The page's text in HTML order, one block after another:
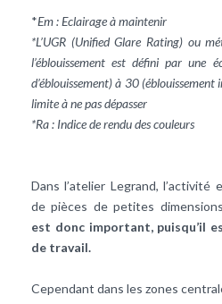
*Em : Eclairage à maintenir
*L’UGR (Unified Glare Rating) ou
l’éblouissement est défini par une
d’éblouissement) à 30
limite à ne pas dépasser
*Ra : Indice de rendu des couleurs
Dans l’atelier Legrand, l’activité
de pièces de petites
est donc important, puisqu’il
de travail.
Cependant dans les zones